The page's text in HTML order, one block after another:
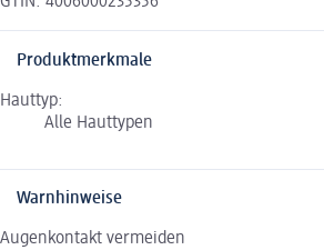
Produktmerkmale
Hauttyp:
Alle Hauttypen
Warnhinweise
Augenkontakt vermeiden